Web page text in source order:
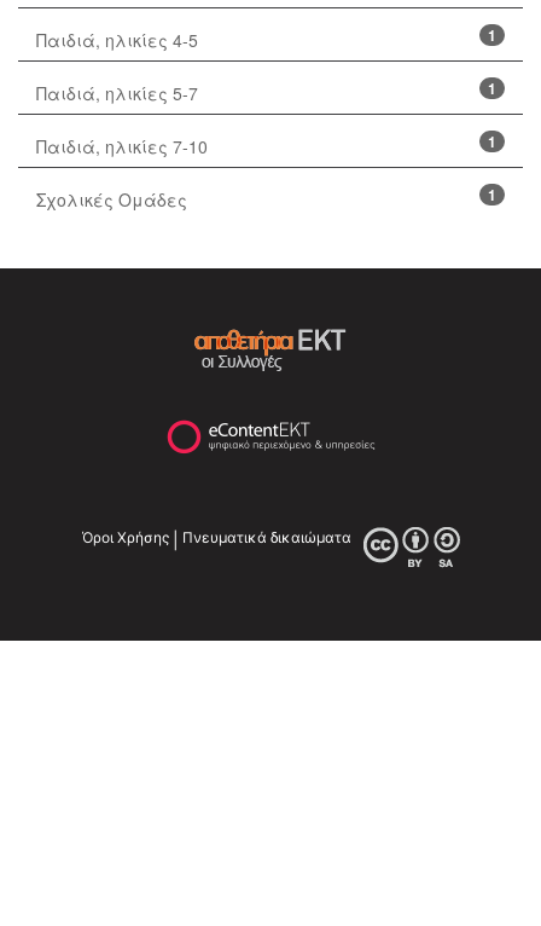
1
Παιδιά, ηλικίες 4-5
1
Παιδιά, ηλικίες 5-7
1
Παιδιά, ηλικίες 7-10
1
Σχολικές Ομάδες